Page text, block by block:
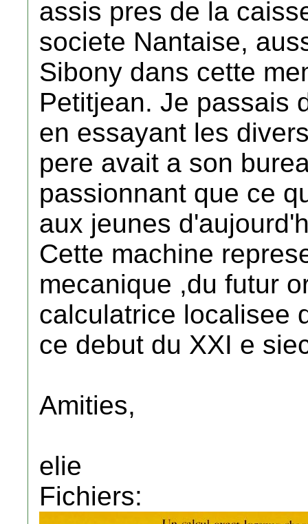
assis pres de la
societe Nantaise,
Sibony dans cette
Petitjean. Je passais
en essayant les
pere avait a son
passionnant que ce
aux jeunes
Cette machine
mecanique ,du futur
calculatrice localisee
ce debut du XXI e
Amities,
elie
Fichiers: